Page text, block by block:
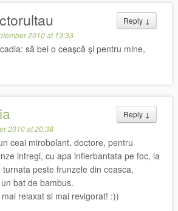
Reply ↓
2010 at 13:33
să bei o ceaşcă şi pentru mine,
Reply ↓
2010 at 20:38
ceai mirobolant, doctore, pentru
intregi, cu apa infierbantata pe foc, la
peste frunzele din ceasca,
bat de bambus.
relaxat si mai revigorat! :))